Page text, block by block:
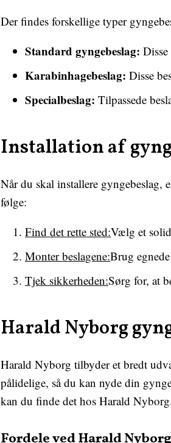
Der findes forskellige typer
Standard gyngebeslag:
Karabinhagebeslag: Disse
Specialbeslag: Tilpassede
Installation af
Når du skal installere gyngebeslag,
følge:
Find det rette sted:Vælg et
Monter beslagene:Brug
Tjek sikkerheden:Sørg for, at
Harald Nyborg
Harald Nyborg tilbyder et bredt
pålidelige, så du kan nyde din
kan du finde det hos Harald
Fordele ved Harald